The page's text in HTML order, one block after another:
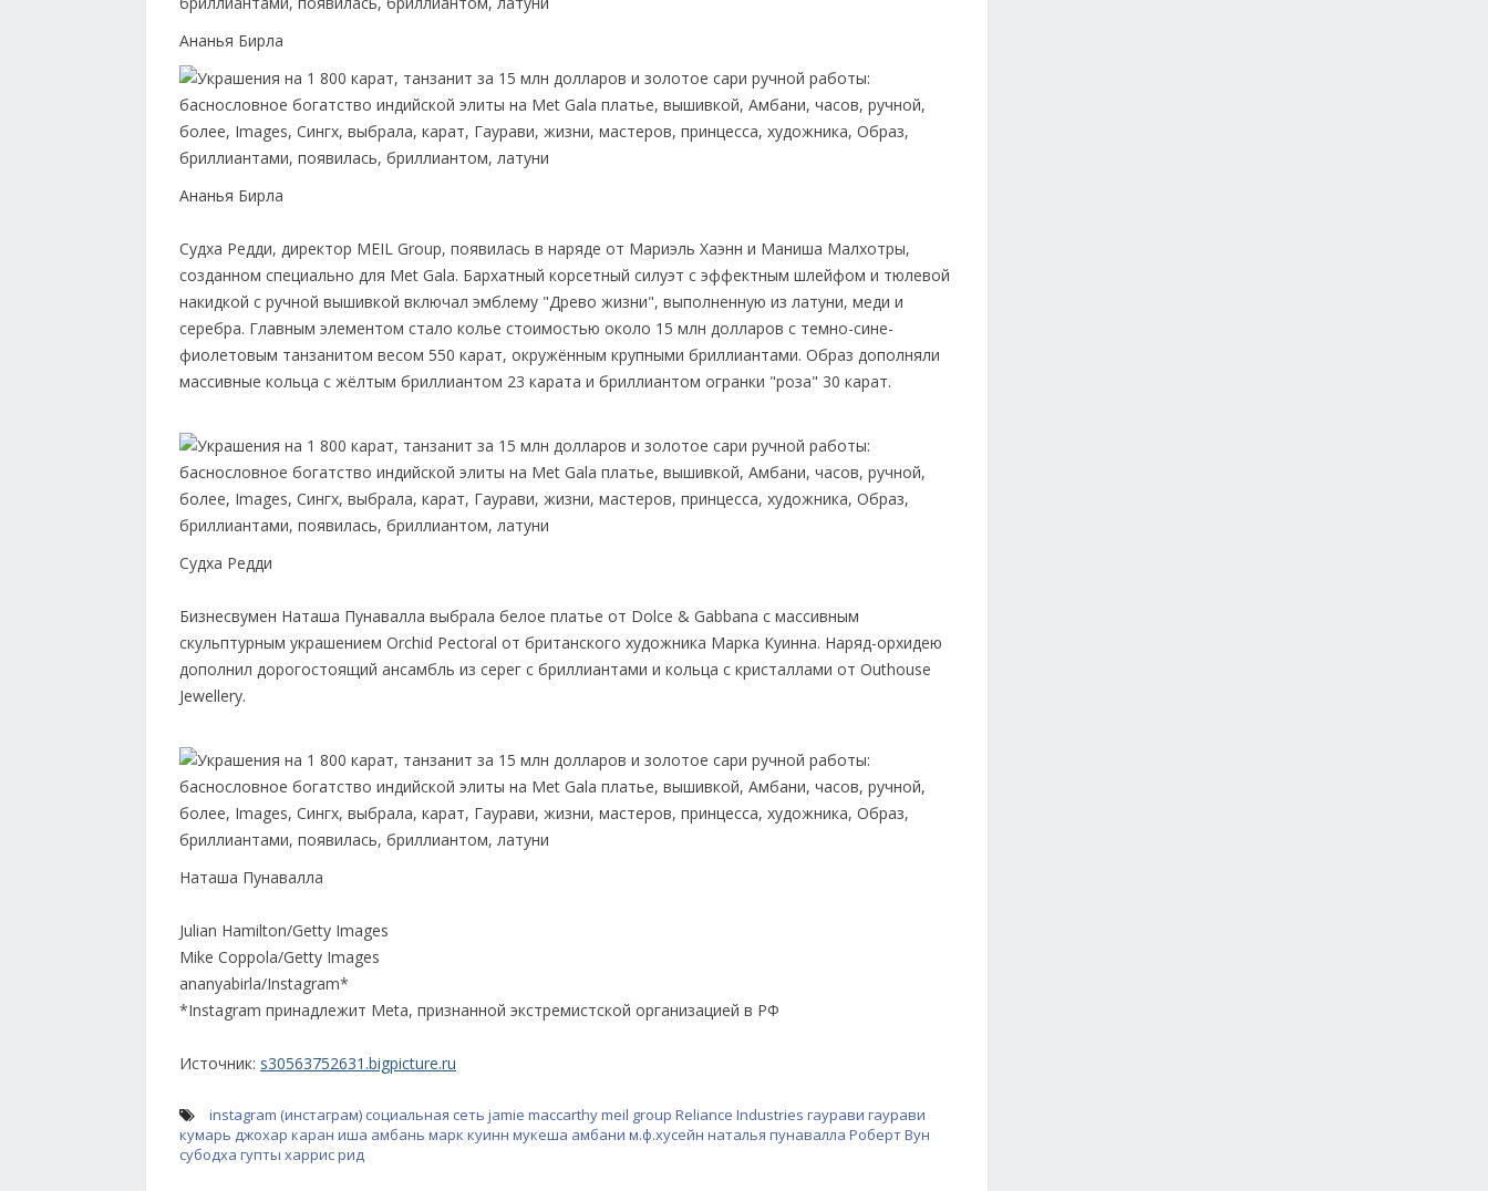
Ананья Бирла
Ананья Бирла
Судха Редди, директор MEIL Group, появилась в наряде от Мариэль Хаэнн и Маниша Малхотры,
созданном специально для Met Gala. Бархатный корсетный силуэт с эффектным шлейфом и тюлевой
накидкой с ручной вышивкой включал эмблему "Древо жизни", выполненную из латуни, меди и
серебра. Главным элементом стало колье стоимостью около 15 млн долларов с темно-сине-
фиолетовым танзанитом весом 550 карат, окружённым крупными бриллиантами. Образ дополняли
массивные кольца с жёлтым бриллиантом 23 карата и бриллиантом огранки "роза" 30 карат.
Судха Редди
Бизнесвумен Наташа Пунавалла выбрала белое платье от Dolce & Gabbana с массивным
скульптурным украшением Orchid Pectoral от британского художника Марка Куинна. Наряд-орхидею
дополнил дорогостоящий ансамбль из серег с бриллиантами и кольца с кристаллами от Outhouse
Jewellery.
Наташа Пунавалла
Julian Hamilton/Getty Images
Mike Coppola/Getty Images
ananyabirla/Instagram*
*Instagram принадлежит Meta, признанной экстремистской организацией в РФ
Источник: s30563752631.bigpicture.ru
instagram (инстаграм) социальная сеть jamie maccarthymeil group Reliance Industries гаурави гаурави
кумарь джохар каран иша амбань марк куинн мукеша амбани м.ф.хусейн наталья пунавалла Роберт Вун
субодха гупты харрис рид